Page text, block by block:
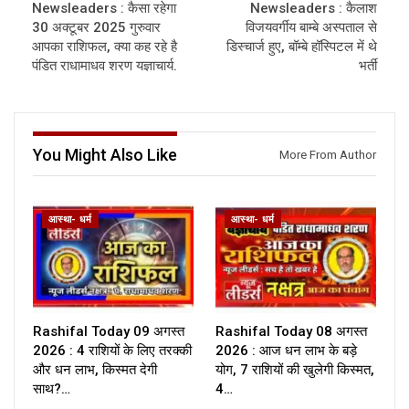
Newsleaders : कैसा रहेगा
30 अक्टूबर 2025 गुरुवार
आपका राशिफल, क्या कह रहे है
पंडित राधामाधव शरण यज्ञाचार्य.
Newsleaders : कैलाश
विजयवर्गीय बाम्बे अस्पताल से
डिस्चार्ज हुए, बॉम्बे हॉस्पिटल में थे
भर्ती
You Might Also Like More From Author
आस्था- धर्म
Rashifal Today 09 अगस्त
2026 : 4 राशियों के लिए तरक्की
और धन लाभ, किस्मत देगी
साथ?…
आस्था- धर्म
Rashifal Today 08 अगस्त
2026 : आज धन लाभ के बड़े
योग, 7 राशियों की खुलेगी किस्मत,
4…